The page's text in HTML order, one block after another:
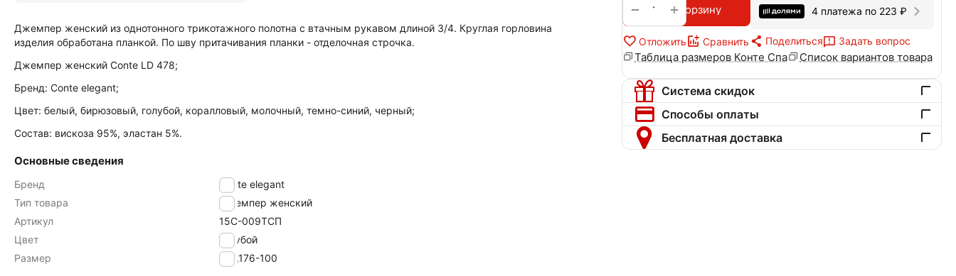
+
− В корзину 4 платежа по 223 ₽
Отложить Сравнить Поделиться Задать вопрос
Таблица размеров Конте Спа Список вариантов товара
Система скидок
Способы оплаты
Бесплатная доставка
Джемпер женский из однотонного трикотажного полотна с втачным рукавом длиной 3/4. Круглая горловина
изделия обработана планкой. По шву притачивания планки - отделочная строчка.
Джемпер женский Conte LD 478;
Бренд: Conte elegant;
Цвет: белый, бирюзовый, голубой, коралловый, молочный, темно-синий, черный;
Состав: вискоза 95%, эластан 5%.
Основные сведения
Бренд
Conte elegant
Тип товара
Джемпер женский
Артикул
15С-009ТСП
Цвет
голубой
Размер
170,176-100